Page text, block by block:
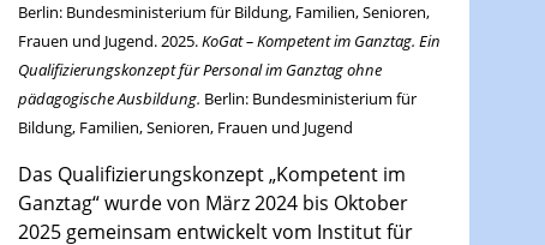
Berlin: Bundesministerium für Bildung, Familien, Senioren,
Frauen und Jugend. 2025.KoGat – Kompetent im Ganztag. Ein
Qualifizierungskonzept für Personal im Ganztag ohne
pädagogische Ausbildung. Berlin: Bundesministerium für
Bildung, Familien, Senioren, Frauen und Jugend
Das Qualifizierungskonzept „Kompetent im
Ganztag“ wurde von März 2024 bis Oktober
2025 gemeinsam entwickelt vom Institut für